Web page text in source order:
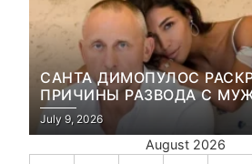
САНТА ДИМОПУЛОС
ПРИЧИНЫ РАЗВОДА С
БИЗНЕСМЕНОМ
July 9, 2026
August 2026